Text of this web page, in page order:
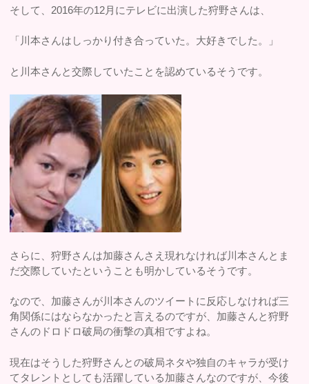
そして、2016年の12月にテレビに出演した狩野さんは、
「川本さんはしっかり付き合っていた。大好きでした。」
と川本さんと交際していたことを認めているそうです。
さらに、狩野さんは加藤さんさえ現れなければ川本さんとま
だ交際していたということも明かしているそうです。
なので、加藤さんが川本さんのツイートに反応しなければ三
角関係にはならなかったと言えるのですが、加藤さんと狩野
さんのドロドロ破局の衝撃の真相ですよね。
現在はそうした狩野さんとの破局ネタや独自のキャラが受け
てタレントとしても活躍している加藤さんなのですが、今後